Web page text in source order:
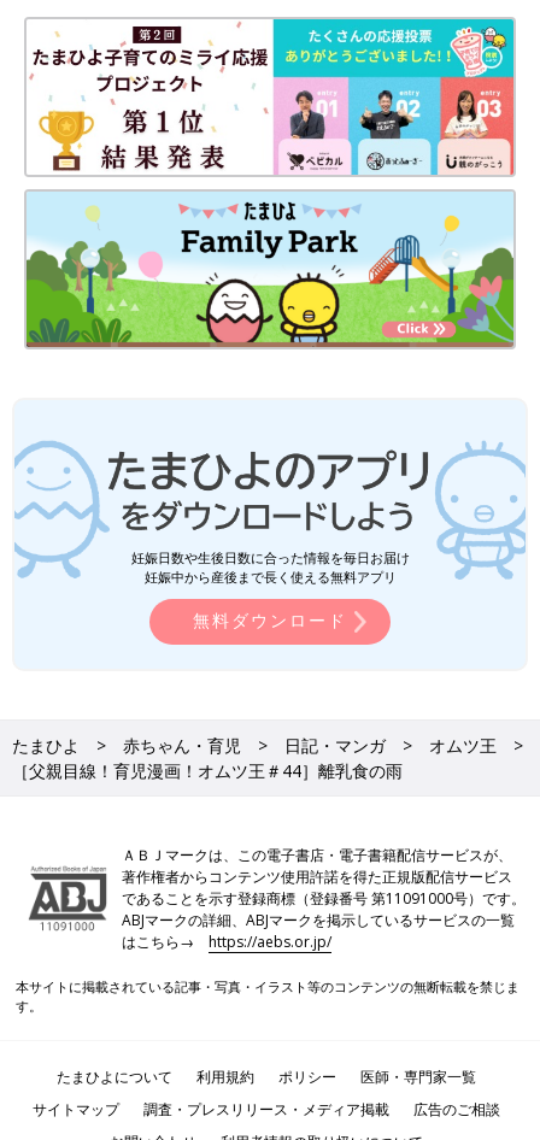
妊娠日数や生後日数に合った情報を毎日お届け
妊娠中から産後まで長く使える無料アプリ
無料ダウンロード
たまひよ 赤ちゃん・育児 日記・マンガ
オムツ王
［父親目線！育児漫画！オムツ王＃44］離乳食の雨
ＡＢＪマークは、この電子書店・電子書籍配信サービスが、
著作権者からコンテンツ使用許諾を得た正規版配信サービス
であることを示す登録商標（登録番号 第11091000号）です。
ABJマークの詳細、ABJマークを掲示しているサービスの一覧
はこちら→https://aebs.or.jp/
本サイトに掲載されている記事・写真・イラスト等のコンテンツの無断転載を禁じま
す。
たまひよについて 利用規約 ポリシー
医師・専門家一覧
サイトマップ
調査・プレスリリース・メディア掲載
広告のご相談